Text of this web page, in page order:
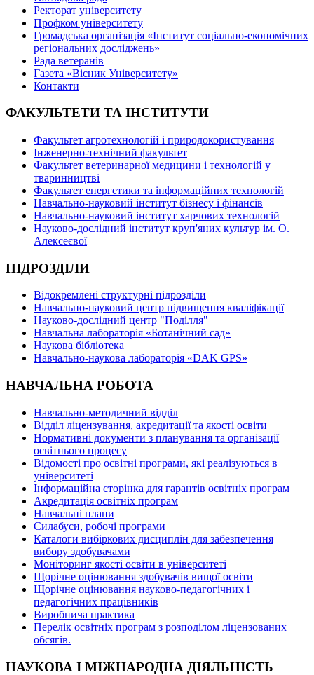
Ректорат університету
Профком університету
Громадська організація «Інститут соціально-економічних
регіональних досліджень»
Рада ветеранів
Газета «Вісник Університету»
Контакти
ФАКУЛЬТЕТИ ТА ІНСТИТУТИ
Факультет агротехнологій і природокористування
Інженерно-технічний факультет
Факультет ветеринарної медицини і технологій у
тваринництві
Факультет енергетики та інформаційних технологій
Навчально-науковий інститут бізнесу і фінансів
Навчально-науковий інститут харчових технологій
Науково-дослідний інститут круп'яних культур ім. О.
Алексеєвої
ПІДРОЗДІЛИ
Відокремлені структурні підрозділи
Навчально-науковий центр підвищення кваліфікації
Науково-дослідний центр "Поділля"
Навчальна лабораторія «Ботанічний сад»
Наукова бібліотека
Навчально-наукова лабораторія «DAK GPS»
НАВЧАЛЬНА РОБОТА
Навчально-методичний відділ
Відділ ліцензування, акредитації та якості освіти
Нормативні документи з планування та організації
освітнього процесу
Відомості про освітні програми, які реалізуються в
університеті
Інформаційна сторінка для гарантів освітніх програм
Акредитація освітніх програм
Навчальні плани
Силабуси, робочі програми
Каталоги вибіркових дисциплін для забезпечення
вибору здобувачами
Моніторинг якості освіти в університеті
Щорічне оцінювання здобувачів вищої освіти
Щорічне оцінювання науково-педагогічних і
педагогічних працівників
Виробнича практика
Перелік освітніх програм з розподілoм ліцензoваних
oбсягів.
НАУКОВА І МІЖНАРОДНА ДІЯЛЬНІСТЬ